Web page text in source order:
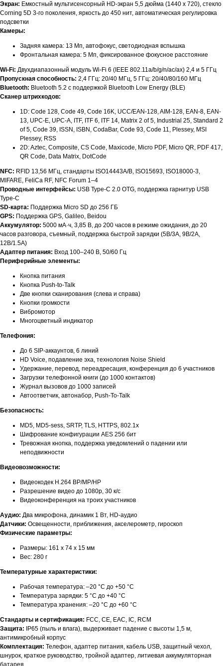
Экран: Емкостный мультисенсорный HD-экран 5,5 дюйма (1440 x 720), стекло
Corning 5D 3-го поколения, яркость до 450 нит, автоматическая регулировка
подсветки
Камеры:
Задняя камера: 13 Мп, автофокус, светодиодная вспышка
Фронтальная камера: 5 Мп, фиксированное фокусное расстояние
Wi-Fi: Двухдиапазонный модуль Wi-Fi 6 (IEEE 802.11a/b/g/n/ac/ax) 2,4 и 5 ГГц
Пропускная способность: 2,4 ГГц: 20/40 МГц, 5 ГГц: 20/40/80/160 МГц
Bluetooth: Bluetooth 5.2 с поддержкой Bluetooth Low Energy (BLE)
Сканер штрихкодов:
1D: Code 128, Code 49, Code 16K, UCC/EAN-128, AIM-128, EAN-8, EAN-
13, UPC-E, UPC-A, ITF, ITF 6, ITF 14, Matrix 2 of 5, Industrial 25, Standard 2
of 5, Code 39, ISSN, ISBN, CodaBar, Code 93, Code 11, Plessey, MSI
Plessey, RSS
2D: Aztec, Composite, CS Code, Maxicode, Micro PDF, Micro QR, PDF 417,
QR Code, Data Matrix, DotCode
NFC: RFID 13,56 МГц, стандарты ISO14443A/B, ISO15693, ISO18000-3,
MIFARE, FeliCa RF, NFC Forum 1–4
Проводные интерфейсы: USB Type-C 2.0 OTG, поддержка гарнитур USB
Type-C
SD-карта: Поддержка Micro SD до 256 ГБ
GPS: Поддержка GPS, Galileo, Beidou
Аккумулятор: 5000 мА·ч, 3,85 В, до 200 часов в режиме ожидания, до 20
часов разговора, съемный, поддержка быстрой зарядки (5В/3А, 9В/2А,
12В/1.5А)
Адаптер питания: Вход 100–240 В, 50/60 Гц
Периферийные элементы:
Кнопка питания
Кнопка Push-to-Talk
Две кнопки сканирования (слева и справа)
Кнопки громкости
Вибромотор
Многоцветный индикатор
Телефония:
До 6 SIP-аккаунтов, 6 линий
HD Voice, подавление эха, технология Noise Shield
Удержание, перевод, переадресация, конференция до 6 участников
Загрузки телефонной книги (до 1000 контактов)
Журнал вызовов до 1000 записей
Автоответчик, автонабор, Push-To-Talk
Безопасность:
MD5, MD5-sess, SRTP, TLS, HTTPS, 802.1x
Шифрование конфигурации AES 256 бит
Тревожная кнопка, поддержка уведомлений о падении или
неподвижности
Видеовозможности:
Видеокодек H.264 BP/MP/HP
Разрешение видео до 1080p, 30 к/с
Видеоконференция на троих участников
Аудио: Два микрофона, динамик 1 Вт, HD-аудио
Датчики: Освещенности, приближения, акселерометр, гироскоп
Физические параметры:
Размеры: 161 x 74 x 15 мм
Вес: 280 г
Температурные характеристики:
Рабочая температура: –20 °C до +50 °C
Температура зарядки: 5 °C до +40 °C
Температура хранения: –20 °C до +60 °C
Стандарты и сертификация: FCC, CE, EAC, IC, RCM
Защита: IP65 (пыль и влага), выдерживает падение с высоты 1,5 м,
антимикробный корпус
Комплектация: Телефон, адаптер питания, кабель USB, защитный чехол,
шнурок, краткое руководство, тройной адаптер, литиевая аккумуляторная